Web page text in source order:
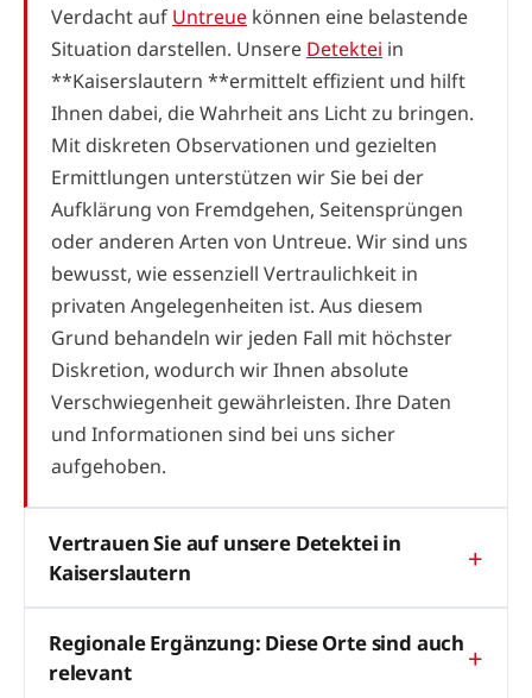
Verdacht auf Untreue können eine belastende
Situation darstellen. Unsere Detektei in
**Kaiserslautern **ermittelt effizient und hilft
Ihnen dabei, die Wahrheit ans Licht zu bringen.
Mit diskreten Observationen und gezielten
Ermittlungen unterstützen wir Sie bei der
Aufklärung von Fremdgehen, Seitensprüngen
oder anderen Arten von Untreue. Wir sind uns
bewusst, wie essenziell Vertraulichkeit in
privaten Angelegenheiten ist. Aus diesem
Grund behandeln wir jeden Fall mit höchster
Diskretion, wodurch wir Ihnen absolute
Verschwiegenheit gewährleisten. Ihre Daten
und Informationen sind bei uns sicher
aufgehoben.
Vertrauen Sie auf unsere Detektei in
Kaiserslautern
Regionale Ergänzung: Diese Orte sind auch
relevant